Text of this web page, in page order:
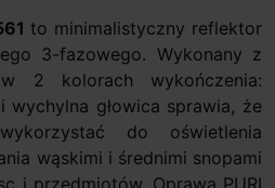
to minimalistyczny reflektor
3-fazowego. Wykonany z
2 kolorach wykończenia:
wychylna głowica sprawia, że
do oświetlenia
wąskimi i średnimi snopami
i przedmiotów. Oprawa PURI